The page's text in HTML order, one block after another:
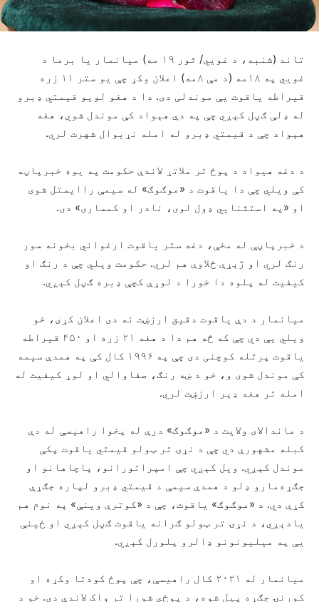
تاند (شنبه، د غويي/ ثور ۱۹ مه) میانمار یا برما د
غويي په ۱۸مه (د مې ۸مه) اعلان وکړ چې یو ستر ۱۱ زره
قیراطه یاقوت یې موندلی دی. دا د هغو لویو قیمتي ډبرو
له ډلې ګڼل کېږي چې په دې هېواد کې موندل شوي، هغه
هېواد چې د قیمتي ډبرو له امله نړیوال شهرت لري.
د دغه هیواد د پوځ تر ملاتړ لاندې حکومت په یوه خبرپاڼه
کې ویلي چې دا یاقوت د «موګوګ» له سیمې راایستل شوی
او «په استثنايي ډول لوی، نادر او کمساری» دی.
د خبرپاڼې له مخې، دغه ستر یاقوت ارغواني بخونه سور
رنګ لري او ژېړې ځلاوې هم لري. حکومت ویلي چې د رنګ او
کیفیت له پلوه دا خورا د لوړې کچې ډبره ګڼل کېږي.
میانمار د دې یاقوت دقیق ارزښت نه دی اعلان کړی، خو
ویلي یې دي چې که څه هم دا د هغه ۲۱ زره او ۴۵۰ قیراطه
یاقوت پرتله کوچنی دی چې په ۱۹۹۶ کال کې په همدې سیمه
کې موندل شوی و، خو د ښه رنګ، صفاوالي او لوړ کیفیت له
امله تر هغه ډېر ارزښت لري.
د ماندالای ولایت د «موګوګ» درې له پخوا راهیسې له دې
کبله مشهورې دي چې د نړۍ تر ټولو قیمتي یاقوت پکې
موندل کېږي. ویل کېږي چې امپراتورانو، پاچاهانو او
جګړه‌مارو ډلو د همدې سیمې د قیمتي ډبرو لپاره جګړې
کړې دي. د «موګوګ» یاقوت، چې د «کوترې وینې» په نوم هم
یادېږي، د نړۍ تر ټولو ګرانه یاقوت ګڼل کېږي او ځینې
یې په میلیونونو ډالرو پلورل کېږي.
میانمار له ۲۰۲۱ کال راهیسې، چې پوځ کودتا وکړه او
کورنۍ جګړه پیل شوه، د پوځي شورا تر واک لاندې دی. خو د